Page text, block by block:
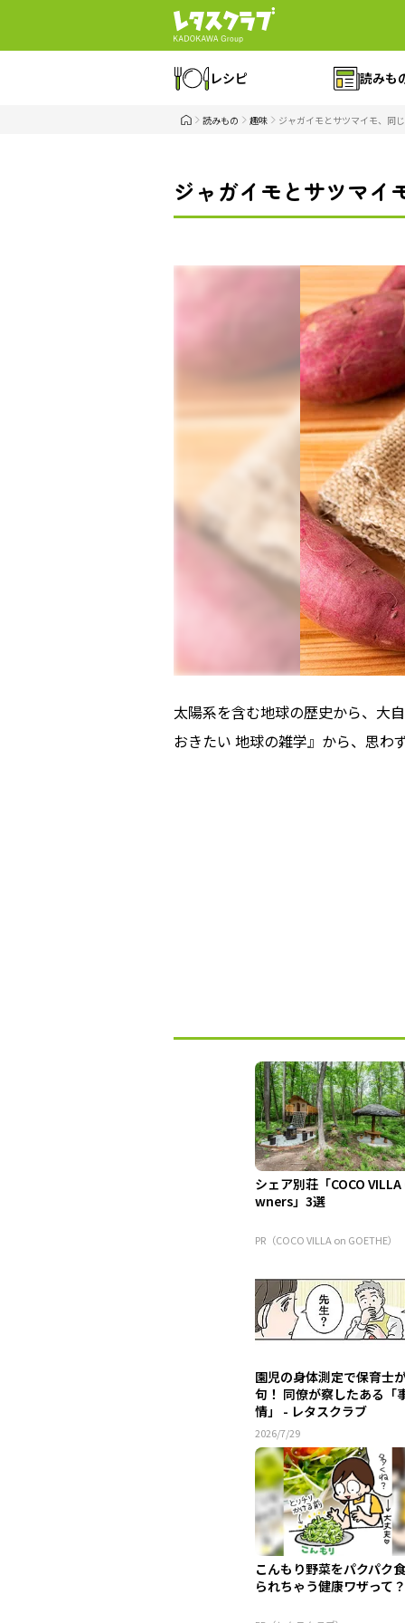
レシピ 読みも
読みもの 趣味 ジャガイモとサツマイモ、同
ジャガイモとサツマイ
太陽系を含む地球の歴史から、大
おきたい 地球の雑学』から、思わ
シェア別荘「COCO VILLA
wners」3選
PR（COCO VILLA on GOETHE）
園児の身体測定で保育士
句！ 同僚が察したある「
情」 - レタスクラブ
2026/7/29
こんもり野菜をパクパク
られちゃう健康ワザって？